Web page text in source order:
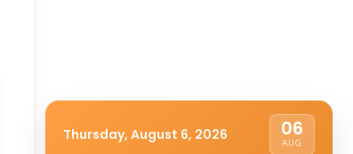
Thursday, August 6, 2026 06
AUG